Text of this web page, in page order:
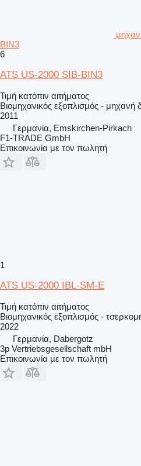
BIN3
6
ATS US-2000 SIB-BIN3
Τιμή κατόπιν αιτήματος
Βιομηχανικός εξοπλισμός - μηχανή
2011
Γερμανία, Emskirchen-Pirkach
F1-TRADE GmbH
Επικοινωνία με τον πωλητή
1
ATS US-2000 IBL-SM-E
Τιμή κατόπιν αιτήματος
Βιομηχανικός εξοπλισμός -
2022
Γερμανία, Dabergotz
3p Vertriebsgesellschaft mbH
Επικοινωνία με τον πωλητή